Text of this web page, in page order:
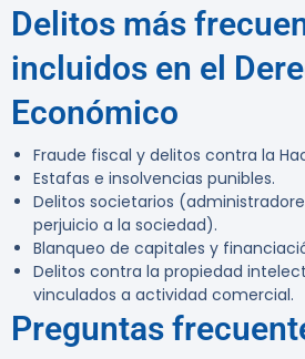
Delitos más
incluidos en el
Económico
Fraude fiscal y delitos contra la
Estafas e insolvencias punibles.
Delitos societarios
perjuicio a la sociedad).
Blanqueo de capitales y
Delitos contra la propiedad
vinculados a actividad comercial.
Preguntas